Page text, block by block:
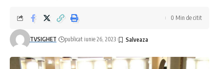
TVSIGHET publicat iunie 26, 2023
0 Min de citit